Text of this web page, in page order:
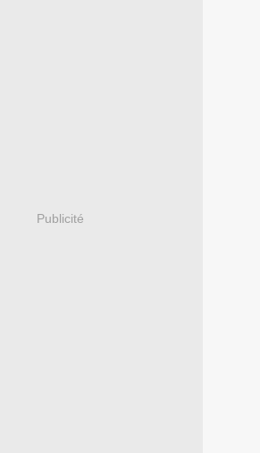
Publicité